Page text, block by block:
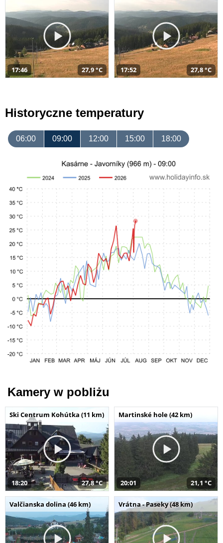
17:46 27,9 °C 17:52 27,8 °C
Historyczne temperatury
06:00 09:00 12:00 15:00 18:00
Kamery w pobliżu
Ski Centrum Kohútka (11 km)
18:20 27,8 °C
Martinské hole (42 km)
20:01 21,1 °C
Valčianska dolina (46 km) Vrátna - Paseky (48 km)